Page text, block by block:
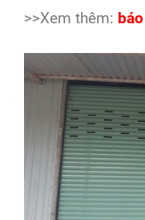
>>Xem thêm: